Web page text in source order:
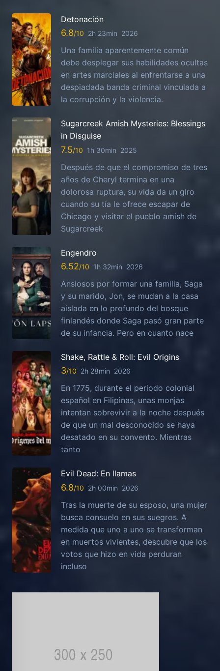
Detonación
6.8 2h 23min 2026
Una familia aparentemente común
debe desplegar sus habilidades ocultas
en artes marciales al enfrentarse a una
despiadada banda criminal vinculada a
la corrupción y la violencia.
Sugarcreek Amish Mysteries: Blessings
in Disguise
7.5 1h 30min 2025
Después de que el compromiso de tres
años de Cheryl termina en una
dolorosa ruptura, su vida da un giro
cuando su tía le ofrece escapar de
Chicago y visitar el pueblo amish de
Sugarcreek
Engendro
6.52 1h 32min 2026
Ansiosos por formar una familia, Saga
y su marido, Jon, se mudan a la casa
aislada en lo profundo del bosque
finlandés donde Saga pasó gran parte
de su infancia. Pero en cuanto nace
Shake, Rattle & Roll: Evil Origins
3 2h 28min 2026
En 1775, durante el periodo colonial
español en Filipinas, unas monjas
intentan sobrevivir a la noche después
de que un mal desconocido se haya
desatado en su convento. Mientras
tanto
Evil Dead: En llamas
6.8 2h 00min 2026
Tras la muerte de su esposo, una mujer
busca consuelo en sus suegros. A
medida que uno a uno se transforman
en muertos vivientes, descubre que los
votos que hizo en vida perduran
incluso